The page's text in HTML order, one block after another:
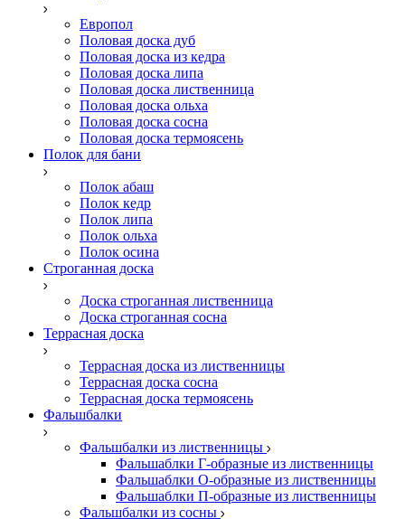
Европол
Половая доска дуб
Половая доска из кедра
Половая доска липа
Половая доска лиственница
Половая доска ольха
Половая доска сосна
Половая доска термоясень
Полок для бани
Полок абаш
Полок кедр
Полок липа
Полок ольха
Полок осина
Строганная доска
Доска строганная лиственница
Доска строганная сосна
Террасная доска
Террасная доска из лиственницы
Террасная доска сосна
Террасная доска термоясень
Фальшбалки
Фальшбалки из лиственницы
Фальшаблки Г-образные из лиственницы
Фальшаблки О-образные из лиственницы
Фальшаблки П-образные из лиственницы
Фальшбалки из сосны